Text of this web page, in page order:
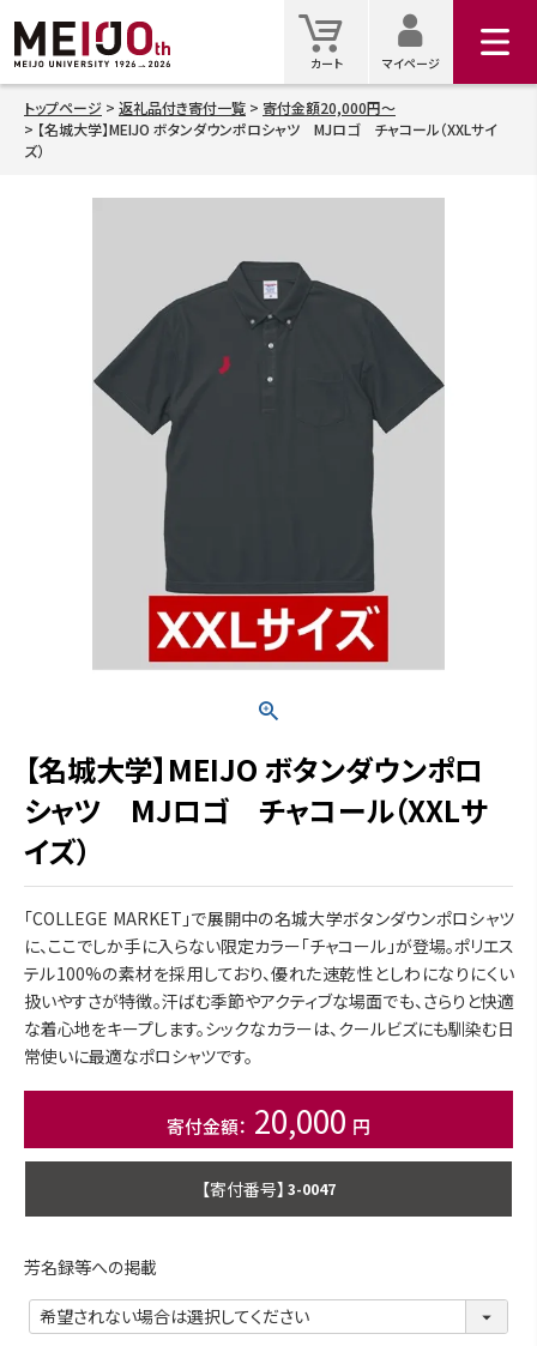
カート
カート
マイ
マイページ
トップページ 返礼品付き寄付一覧
寄付金額20,000円～
【名城大学】MEIJO ボタンダウンポロシャツ MJロゴ チャコール（XXLサイ
ズ）
検索
【名城大学】MEIJO ボタンダウンポロ
シャツ MJロゴ チャコール（XXLサ
イズ）
「COLLEGE MARKET」で展開中の名城大学ボタンダウンポロシャツ
に、ここでしか手に入らない限定カラー「チャコール」が登場。ポリエス
テル100%の素材を採用しており、優れた速乾性としわになりにくい
扱いやすさが特徴。汗ばむ季節やアクティブな場面でも、さらりと快適
な着心地をキープします。シックなカラーは、クールビズにも馴染む日
常使いに最適なポロシャツです。
20,000
商品番号 3-0047
芳名録等への掲載